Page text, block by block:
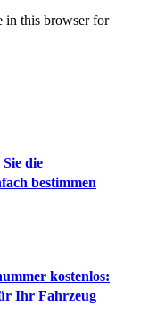
in this browser for
die
bestimmen
kostenlos:
Ihr Fahrzeug